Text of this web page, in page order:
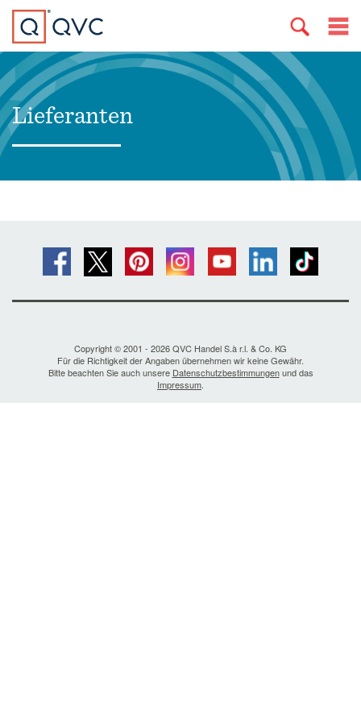
Lieferanten
Copyright © 2001 - 2026 QVC Handel S.à r.l. & Co. KG
Für die Richtigkeit der Angaben übernehmen wir keine Gewähr.
Bitte beachten Sie auch unsere Datenschutzbestimmungenund das
Impressum.